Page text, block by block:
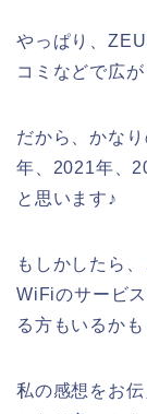
やっぱり、
コミなどで広
だから、かな
年、2021年、
と思います♪
もしかしたら
WiFiのサービ
る方もいるか
私の感想をお